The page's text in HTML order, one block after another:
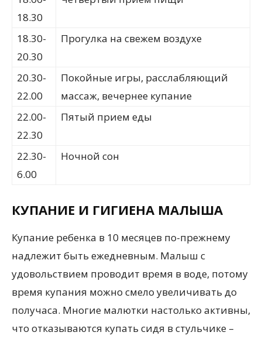
18.30
18.30-
20.30
Прогулка на свежем воздухе
20.30-
22.00
Покойные игры, расслабляющий
массаж, вечернее купание
22.00-
22.30
Пятый прием еды
22.30-
6.00
Ночной сон
КУПАНИЕ И ГИГИЕНА МАЛЫША
Купание ребенка в 10 месяцев по-прежнему
надлежит быть ежедневным. Малыш с
удовольствием проводит время в воде, потому
время купания можно смело увеличивать до
получаса. Многие малютки настолько активны,
что отказываются купать сидя в стульчике –